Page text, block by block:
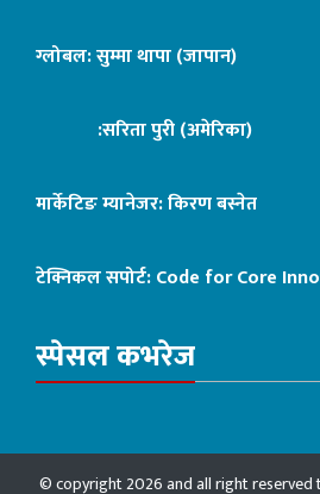
ग्लोबल: सुम्मा थापा (जापान)
:सरिता पुरी (अमेरिका)
मार्केटिङ म्यानेजर: किरण बस्नेत
टेक्निकल सपोर्ट:Code for Core
स्पेसल कभरेज
© copyright 2026 and all right reserved